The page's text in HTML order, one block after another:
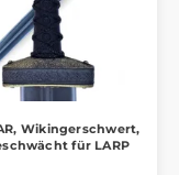
Wikingerschwert,
für LARP